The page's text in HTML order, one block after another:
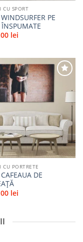
CU SPORT
PE
lei
Adaugă
favorite
CU PORTRETE
DE
lei